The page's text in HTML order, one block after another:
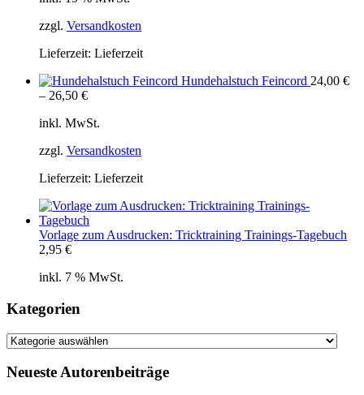
zzgl. Versandkosten
Lieferzeit: Lieferzeit
Hundehalstuch Feincord 24,00 €
– 26,50 €
inkl. MwSt.
zzgl. Versandkosten
Lieferzeit: Lieferzeit
Vorlage zum Ausdrucken: Tricktraining Trainings-Tagebuch
2,95 €
inkl. 7 % MwSt.
Kategorien
Kategorien
Neueste Autorenbeiträge